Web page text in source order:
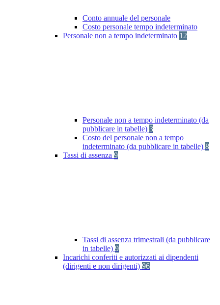
Conto annuale del personale
Costo personale tempo indeterminato
Personale non a tempo indeterminato 12
Personale non a tempo indeterminato (da
pubblicare in tabelle) 3
Costo del personale non a tempo
indeterminato (da pubblicare in tabelle) 8
Tassi di assenza 9
Tassi di assenza trimestrali (da pubblicare
in tabelle) 9
Incarichi conferiti e autorizzati ai dipendenti
(dirigenti e non dirigenti) 96